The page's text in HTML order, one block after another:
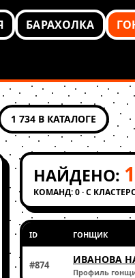
БАРАХОЛКА
1 734 В КАТАЛОГЕ
НАЙДЕНО: 1
КОМАНД: 0 · С
ID ГОНЩИК
#874 ИВАНОВА
Профиль